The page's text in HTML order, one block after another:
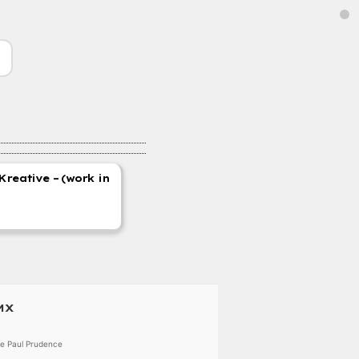
– (work in
Paul Prudence